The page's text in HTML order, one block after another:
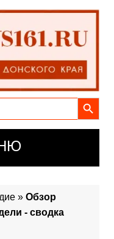
Search Button
» Обзор
- сводка